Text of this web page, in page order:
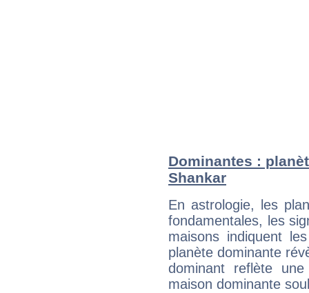
Dominantes :
Shankar
En astrologie, les
fondamentales, les
maisons indiquent
planète dominante
dominant reflète
maison dominante